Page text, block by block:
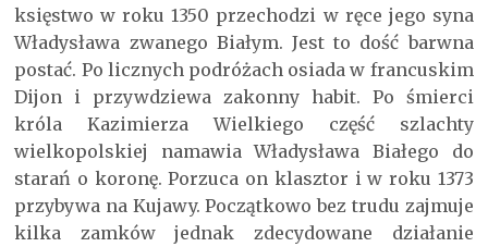
księstwo w roku 1350 przechodzi w ręce jego syna
Władysława zwanego Białym. Jest to dość barwna
postać. Po licznych podróżach osiada w francuskim
Dijon i przywdziewa zakonny habit. Po śmierci
króla Kazimierza Wielkiego część szlachty
wielkopolskiej namawia Władysława Białego do
starań o koronę. Porzuca on klasztor i w roku 1373
przybywa na Kujawy. Początkowo bez trudu zajmuje
kilka zamków jednak zdecydowane działanie